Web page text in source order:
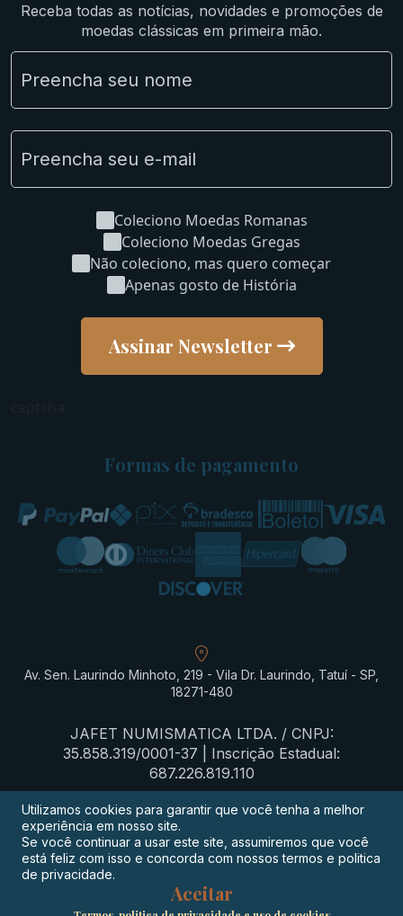
Lotes Grandes
Material Numismático
NGC e NNC Encapsuladas
Novidades
Receba todas as notícias, novidades e promoções de
moedas clássicas em primeira mão.
Coleciono Moedas Romanas
Coleciono Moedas Gregas
Não coleciono, mas quero começar
Apenas gosto de História
Assinar Newsletter
Formas de pagamento
Av. Sen. Laurindo Minhoto, 219 - Vila Dr. Laurindo, Tatuí - SP,
18271-480
JAFET NUMISMATICA LTDA. / CNPJ:
35.858.319/0001-37 | Inscrição Estadual:
687.226.819.110
Termos de privacidade
Digimeta
Utilizamos cookies para garantir que você tenha a melhor
experiência em nosso site.
Se você continuar a usar este site, assumiremos que você
está feliz com isso e concorda com nossos termos e politica
de privacidade.
Aceitar